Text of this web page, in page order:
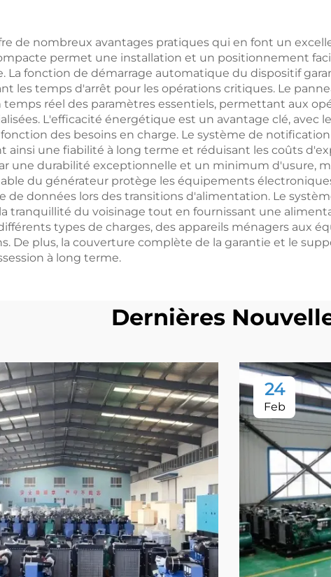
de nombreux avantages pratiques qui en font un
permet une installation et un positionnement
La fonction de démarrage automatique du dispositif
les temps d'arrêt pour les opérations critiques. Le
réel des paramètres essentiels, permettant aux
L'efficacité énergétique est un avantage clé,
des besoins en charge. Le système de
ainsi une fiabilité à long terme et réduisant les coûts
une durabilité exceptionnelle et un minimum d'usure,
du générateur protège les équipements
de données lors des transitions d'alimentation. Le
tranquillité du voisinage tout en fournissant une
types de charges, des appareils ménagers aux
De plus, la couverture complète de la garantie et le
à long terme.
Dernières
24
Feb